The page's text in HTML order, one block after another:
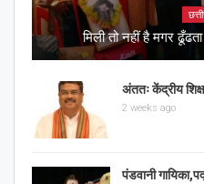
मिली तो नहीं है मगर
अंततः केंद्रीय
2 weeks ago
पंडवानी